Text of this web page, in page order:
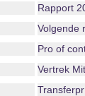
Rapport
Volgende
Pro of
Vertrek